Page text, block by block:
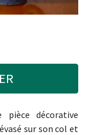
décorative
sur son col et